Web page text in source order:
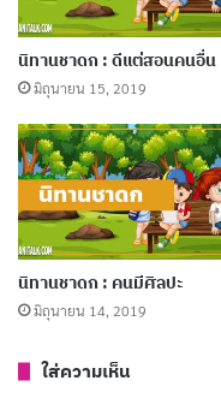
“เธออย่าริษยา
อันเป็นเหตุให้เ
ขวนขวายน้อย
แห่งความเป็นผู้
นิทานเรื่องนี้สอนให้รู้
ไม่ควรกินอาหารที่ไม่มีป
นิทานชาดก : ดีแต่สอนคนอื่น
มิถุนายน 15, 2019
นิทานชาดก : คนมีศิลปะ
มิถุนายน 14, 2019
ใส่ความเห็น